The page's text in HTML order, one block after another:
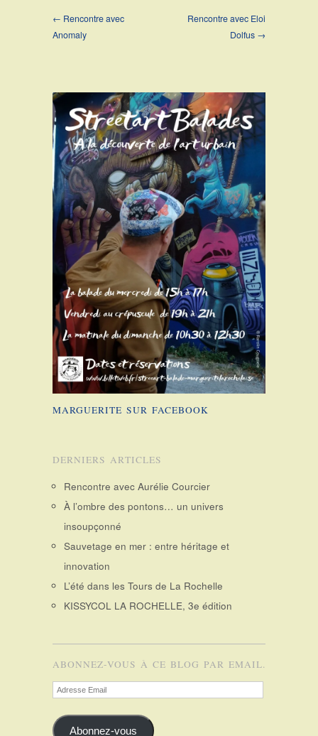
← Rencontre avec
Anomaly
Rencontre avec Eloi
Dolfus →
MARGUERITE SUR FACEBOOK
DERNIERS ARTICLES
Rencontre avec Aurélie Courcier
À l’ombre des pontons… un univers
insoupçonné
Sauvetage en mer : entre héritage et
innovation
L’été dans les Tours de La Rochelle
KISSYCOL LA ROCHELLE, 3e édition
ABONNEZ-VOUS À CE BLOG PAR EMAIL.
Adresse
Email
Abonnez-vous